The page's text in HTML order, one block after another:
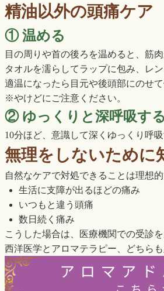
精油以外の頭痛ケア
① 温める
目の周りや首の後ろを温めると、筋
タオルを濡らしてラップに包み、レン
適温になったら目元や後頭部にのせて
※やけどにご注意ください。
② ゆっくりと深呼吸する
10分ほど、意識して深くゆっくり呼
無理をしないために
自然なケアで対処できることは理想的
生活に支障が出るほどの痛み
いつもと違う頭痛
数日続く痛み
こうした場合は、医療機関での受診を
西洋医学とアロマテラピー、どちら